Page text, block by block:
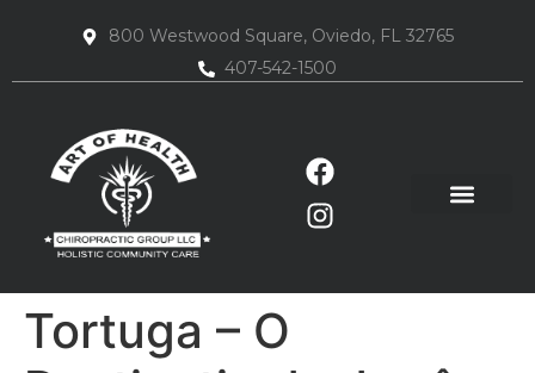
800 Westwood Square, Oviedo, FL 32765
407-542-1500
Tortuga – O